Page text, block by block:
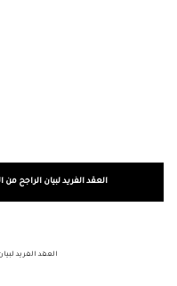
العقد الفريد لبيان الراجح من
العقد الفريد